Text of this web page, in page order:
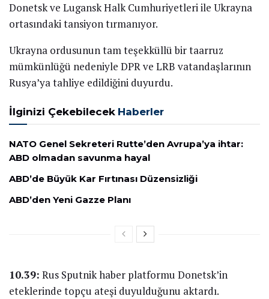
Donetsk ve Lugansk Halk Cumhuriyetleri ile Ukrayna
ortasındaki tansiyon tırmanıyor.
Ukrayna ordusunun tam teşekküllü bir taarruz
mümkünlüğü nedeniyle DPR ve LRB vatandaşlarının
Rusya’ya tahliye edildiğini duyurdu.
İlginizi Çekebilecek Haberler
NATO Genel Sekreteri Rutte’den Avrupa’ya ihtar:
ABD olmadan savunma hayal
ABD’de Büyük Kar Fırtınası Düzensizliği
ABD’den Yeni Gazze Planı
10.39: Rus Sputnik haber platformu Donetsk’in
eteklerinde topçu ateşi duyulduğunu aktardı.